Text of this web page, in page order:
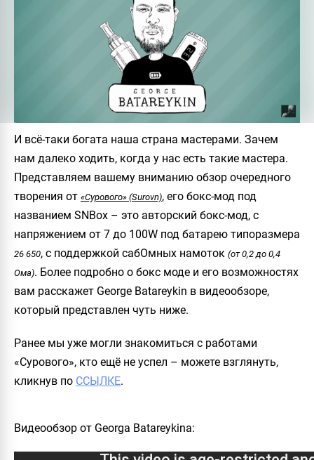
И всё-таки богата наша страна мастерами. Зачем
нам далеко ходить, когда у нас есть такие мастера.
Представляем вашему вниманию обзор очередного
творения от «Сурового» (Surovn), его бокс-мод под
названием SNBox – это авторский бокс-мод, с
напряжением от 7 до 100W под батарею типоразмера
26 650, с поддержкой сабОмных намоток (от 0,2 до 0,4
Ома). Более подробно о бокс моде и его возможностях
вам расскажет George Batareykin в видеообзоре,
который представлен чуть ниже.
Ранее мы уже могли знакомиться с работами
«Сурового», кто ещё не успел – можете взглянуть,
кликнув по ССЫЛКЕ.
Видеообзор от Georga Batareykina: